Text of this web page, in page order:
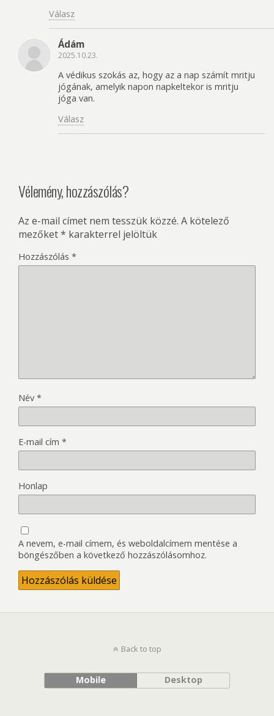
Válasz
Ádám
2025.10.23.
A védikus szokás az, hogy az a nap számít mritju
jógának, amelyik napon napkeltekor is mritju
jóga van.
Válasz
Vélemény, hozzászólás?
Az e-mail címet nem tesszük közzé. A kötelező
mezőket* karakterrel jelöltük
Hozzászólás *
Név *
E-mail cím *
Honlap
A nevem, e-mail címem, és weboldalcímem mentése a
böngészőben a következő hozzászólásomhoz.
Back to top
Mobile Desktop